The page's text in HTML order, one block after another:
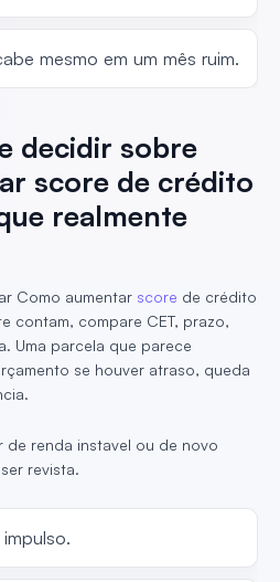
mesmo em um mês ruim.
decidir sobre
score de crédito
realmente
Como aumentar score de crédito
contam, compare CET, prazo,
Uma parcela que parece
se houver atraso, queda
renda instavel ou de novo
revista.